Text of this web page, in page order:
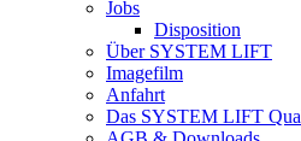
Jobs
Disposition
Über SYSTEM LIFT
Imagefilm
Anfahrt
Das SYSTEM LIFT